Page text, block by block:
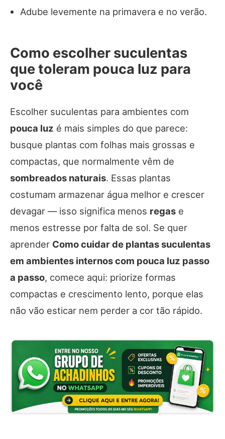
Adube levemente na primavera e no verão.
Como escolher suculentas
que toleram pouca luz para
você
Escolher suculentas para ambientes com
pouca luz é mais simples do que parece:
busque plantas com folhas mais grossas e
compactas, que normalmente vêm de
sombreados naturais. Essas plantas
costumam armazenar água melhor e crescer
devagar — isso significa menos regas e
menos estresse por falta de sol. Se quer
aprender Como cuidar de plantas suculentas
em ambientes internos com pouca luz passo
a passo, comece aqui: priorize formas
compactas e crescimento lento, porque elas
não vão esticar nem perder a cor tão rápido.